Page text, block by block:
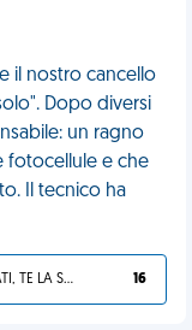
il nostro cancello
Dopo diversi
un ragno
fotocellule e che
Il tecnico ha
SVEGLIATI, TE LA SEI CERCATA! 16